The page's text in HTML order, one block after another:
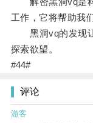
工作，它将帮助我
黑洞vq的发现让
探索欲望。
#44#
评论
游客